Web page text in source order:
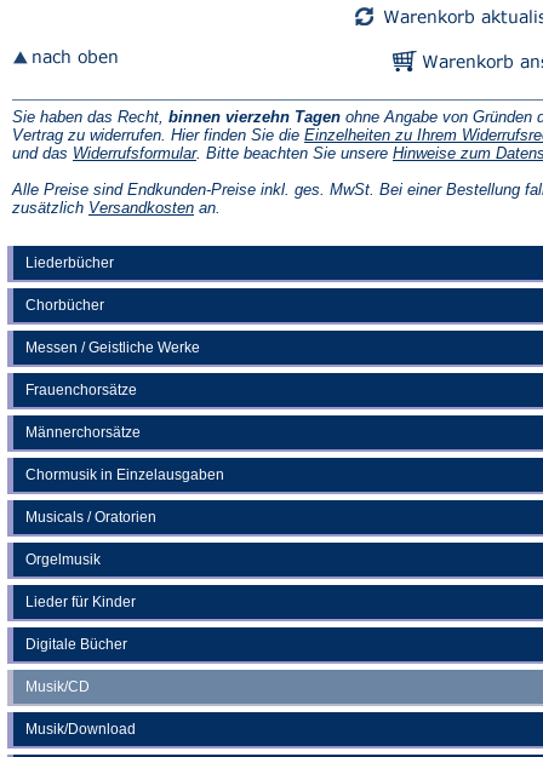
Liederbücher
Chorbücher
Messen / Geistliche Werke
Frauenchorsätze
Männerchorsätze
Chormusik in Einzelausgaben
Musicals / Oratorien
Orgelmusik
Lieder für Kinder
Digitale Bücher
Musik/CD
Musik/Download
Sie haben das Recht, binnen vierzehn Tagen ohne Angabe von Gründen
Vertrag zu widerrufen. Hier finden Sie die Einzelheiten zu Ihrem
und das Widerrufsformular(Öffnet
einem
neuen
. Bitte beachten Sie unsere Hinweise zum
Alle Preise sind Endkunden-Preise inkl. ges. MwSt. Bei einer Bestellung
zusätzlich Versandkosten(Öffnet
an.